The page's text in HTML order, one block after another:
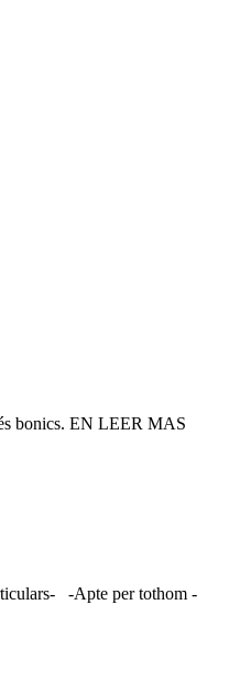
bonics. EN LEER MAS
-Apte per tothom -